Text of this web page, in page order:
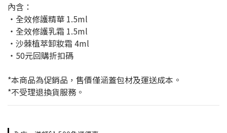
內含：
・全效修護精華 1.5ml
・全效修護乳霜 1.5ml
・沙棘植萃卸妝霜 4ml
・50元回購折扣碼
*本商品為促銷品，售價僅涵蓋包材及運送成本。
*不受理退換貨服務。